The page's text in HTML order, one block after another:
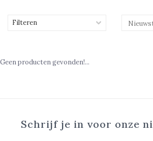
Filteren
Geen producten gevonden!...
Schrijf je in voor onze